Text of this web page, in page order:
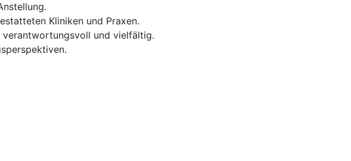
Kliniken und Praxen.
verantwortungsvoll und vielfältig.